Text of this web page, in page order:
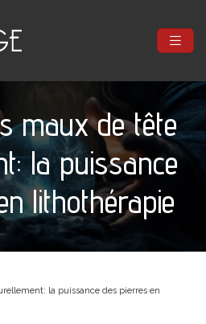
maux de tête
la puissance
lithothérapie
la puissance des pierres en